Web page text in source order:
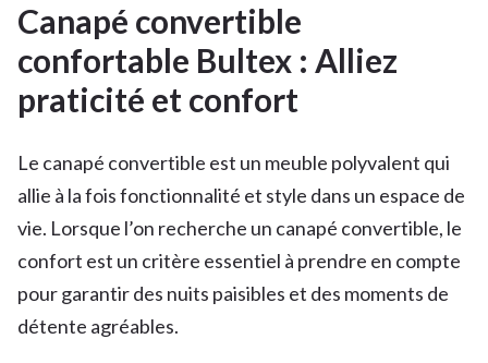
Canapé convertible
confortable Bultex : Alliez
praticité et confort
Le canapé convertible est un meuble polyvalent qui
allie à la fois fonctionnalité et style dans un espace de
vie. Lorsque l’on recherche un canapé convertible, le
confort est un critère essentiel à prendre en compte
pour garantir des nuits paisibles et des moments de
détente agréables.